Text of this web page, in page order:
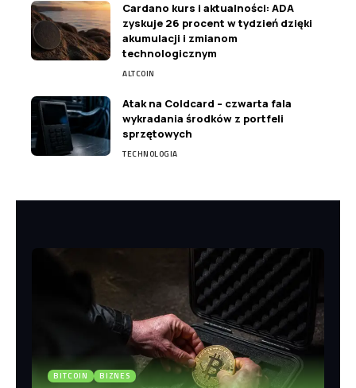
Cardano kurs i aktualności: ADA
zyskuje 26 procent w tydzień dzięki
akumulacji i zmianom
technologicznym
ALTCOIN
Atak na Coldcard – czwarta fala
wykradania środków z portfeli
sprzętowych
TECHNOLOGIA
BITCOIN BIZNES